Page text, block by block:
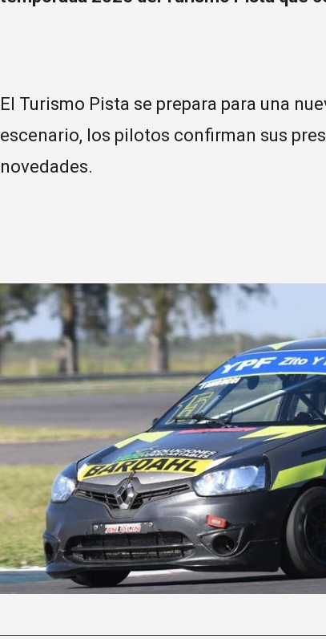
El Turismo Pista se prepara para una
escenario, los pilotos confirman sus
novedades.